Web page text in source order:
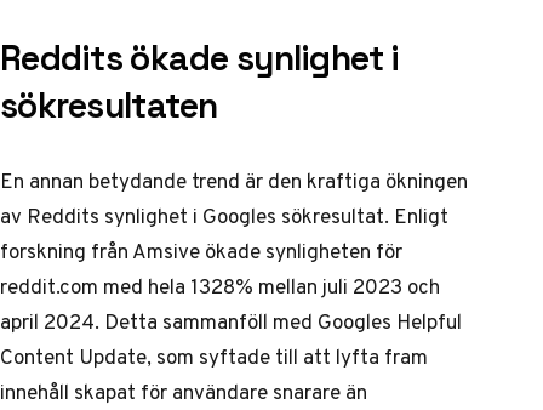
Reddits ökade synlighet i
sökresultaten
En annan betydande trend är den kraftiga ökningen
av Reddits synlighet i Googles sökresultat. Enligt
forskning från Amsive ökade synligheten för
reddit.com med hela 1328% mellan juli 2023 och
april 2024. Detta sammanföll med Googles Helpful
Content Update, som syftade till att lyfta fram
innehåll skapat för användare snarare än